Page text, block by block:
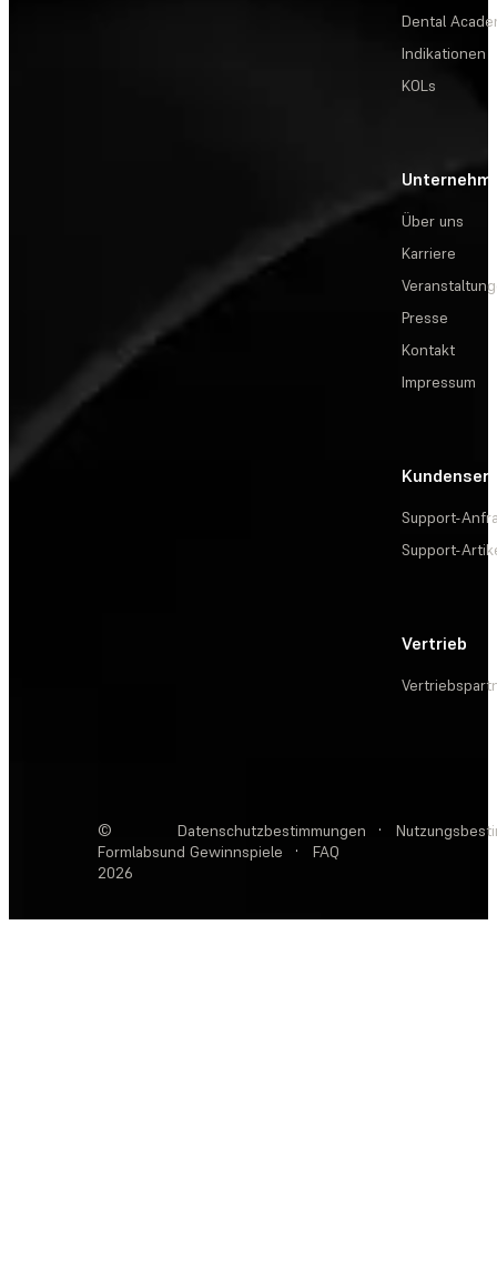
Dental
Indikationen
KOLs
Über uns
Karriere
Presse
Kontakt
Impressum
Support-
Support-
Vertrieb
©
Formlabs
2026
Datenschutzbestimmungen ·
und Gewinnspiele
· FAQ